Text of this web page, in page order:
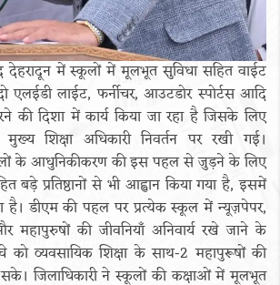
देहरादून में स्कूलों में मूलभूत सुविधा सहित वाईट
एलईडी लाईट, फर्नीचर, आउटडोर स्पोर्टस आदि
की दिशा में कार्य किया जा रहा है जिसके लिए
शिक्षा अधिकारी निवर्तन पर रखी गई।
स्कूलों के आधुनिकीकरण की इस पहल से जुड़ने के लिए
बड़े प्रतिष्ठानों से भी आह्वान किया गया है, इसमें
है। डीएम की पहल पर प्रत्येक स्कूल में न्यूज़पेपर,
महापुरुषों की जीवनियाँ अनिवार्य रखे जाने के
को व्यवसायिक शिक्षा के साथ-2 महापुरूषों की
सके। जिलाधिकारी ने स्कूलों की कक्षाओं में मूलभूत